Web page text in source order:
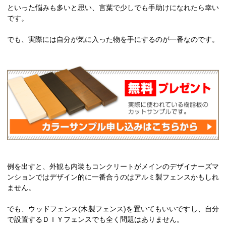
といった悩みも多いと思い、言葉で少しでも手助けになれたら幸い
です。
でも、実際には自分が気に入った物を手にするのが一番なのです。
例を出すと、外観も内装もコンクリートがメインのデザイナーズマ
ンションではデザイン的に一番合うのはアルミ製フェンスかもしれ
ません。
でも、ウッドフェンス(木製フェンス)を置いてもいいですし、自分
で設置するＤＩＹフェンスでも全く問題はありません。